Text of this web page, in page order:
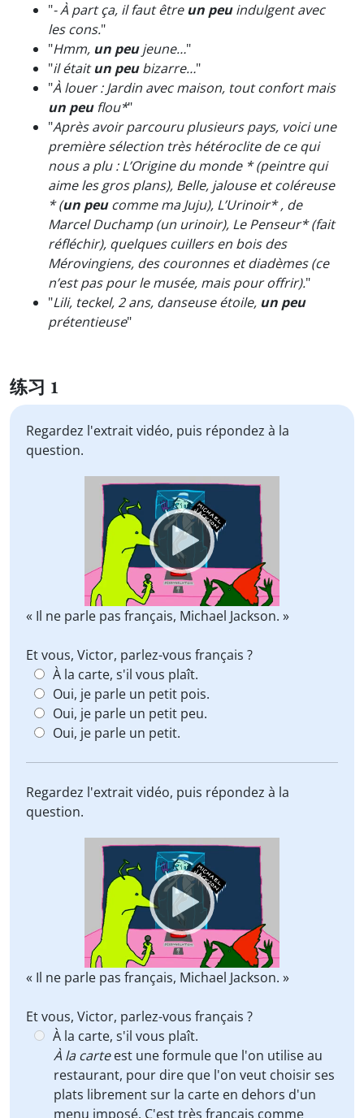
"- À part ça, il faut êtreun peuindulgent avec
les cons."
"Hmm, un peujeune…"
"il étaitun peubizarre…"
"À louer : Jardin avec maison, tout confort mais
un peuflou*"
"Après avoir parcouru plusieurs pays, voici une
première sélection très hétéroclite de ce qui
nous a plu : L’Origine du monde * (peintre qui
aime les gros plans), Belle, jalouse et coléreuse
* (un peucomme ma Juju), L’Urinoir* , de
Marcel Duchamp (un urinoir), Le Penseur* (fait
réfléchir), quelques cuillers en bois des
Mérovingiens, des couronnes et diadèmes (ce
n’est pas pour le musée, mais pour offrir)."
"Lili, teckel, 2 ans, danseuse étoile, un peu
prétentieuse"
练习 1
Regardez l'extrait vidéo, puis répondez à la
question.
Video
Player
« Il ne parle pas français, Michael Jackson. »
Et vous, Victor, parlez-vous français ?
À la carte, s'il vous plaît.
Oui, je parle un petit pois.
Oui, je parle un petit peu.
Oui, je parle un petit.
Regardez l'extrait vidéo, puis répondez à la
question.
Video
Player
« Il ne parle pas français, Michael Jackson. »
Et vous, Victor, parlez-vous français ?
À la carte, s'il vous plaît.
À la carteest une formule que l'on utilise au
restaurant, pour dire que l'on veut choisir ses
plats librement sur la carte en dehors d'un
menu imposé. C'est très français comme